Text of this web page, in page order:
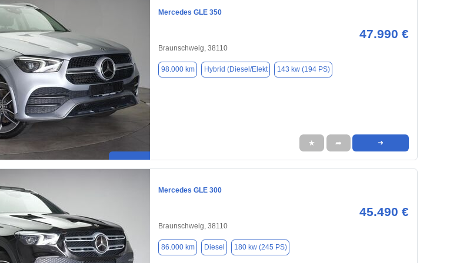
Mercedes GLE 350
47.990 €
Braunschweig, 38110
98.000 km Hybrid (Diesel/Elekt 143 kw (194 PS)
★ ➦ ➜
Mercedes GLE 300
45.490 €
Braunschweig, 38110
86.000 km Diesel 180 kw (245 PS)